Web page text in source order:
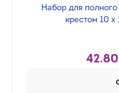
Набор для
крестом 10